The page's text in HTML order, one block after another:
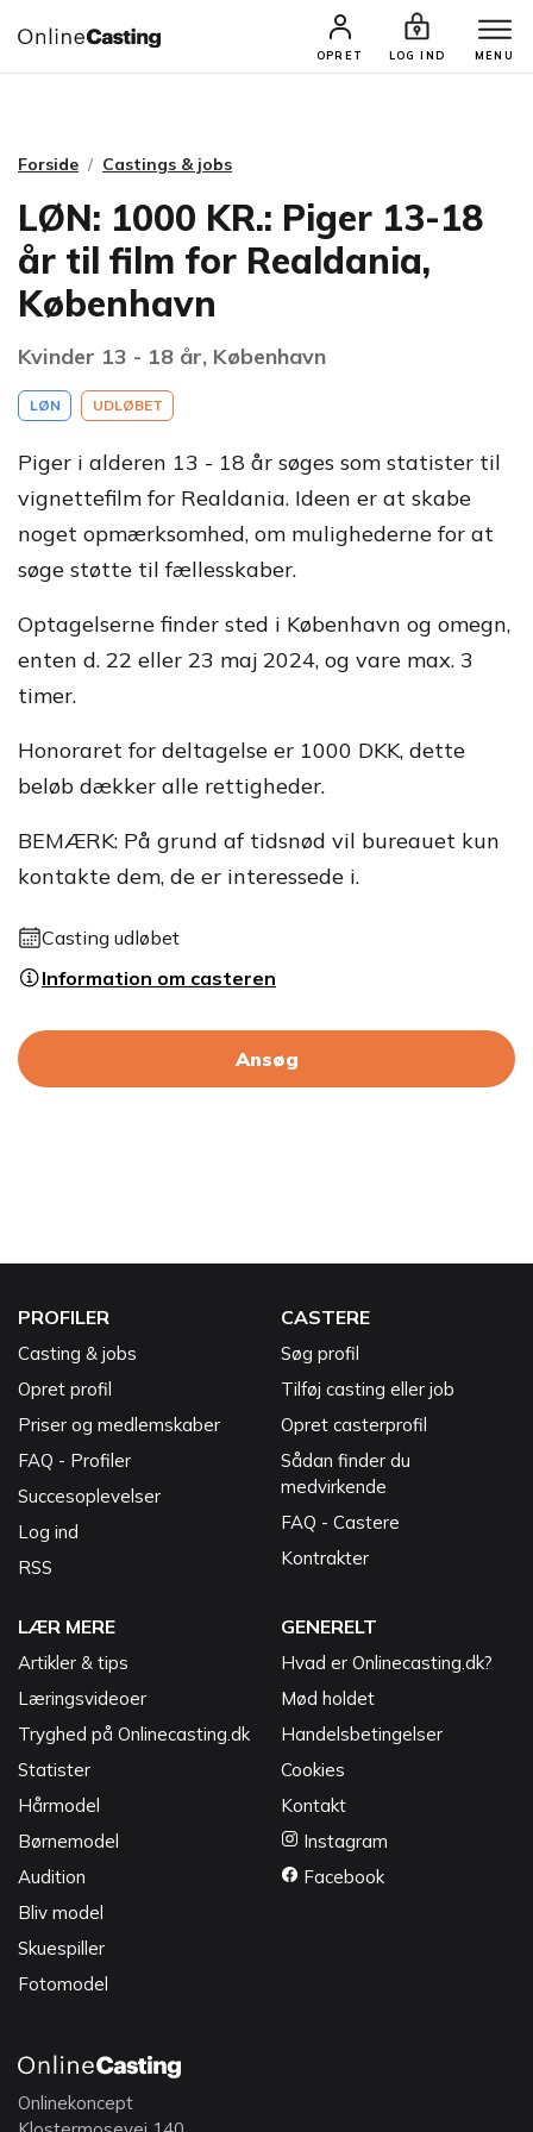
OPRET LOG IND MENU
CASTINGS & JOBS SØG PROFIL
Forside Castings & jobs
LØN: 1000 KR.: Piger 13-18
år til film for Realdania,
København
Kvinder 13 - 18 år, København
LØN UDLØBET
Piger i alderen 13 - 18 år søges som statister til
vignettefilm for Realdania. Ideen er at skabe
noget opmærksomhed, om mulighederne for at
søge støtte til fællesskaber.
Optagelserne finder sted i København og omegn,
enten d. 22 eller 23 maj 2024, og vare max. 3
timer.
Honoraret for deltagelse er 1000 DKK, dette
beløb dækker alle rettigheder.
BEMÆRK: På grund af tidsnød vil bureauet kun
kontakte dem, de er interessede i.
Casting udløbet
Information om casteren
Ansøg
PROFILER
Casting & jobs
Opret profil
Priser og medlemskaber
FAQ - Profiler
Succesoplevelser
Log ind
RSS
CASTERE
Søg profil
Tilføj casting eller job
Opret casterprofil
Sådan finder du
medvirkende
FAQ - Castere
Kontrakter
LÆR MERE
Artikler & tips
Læringsvideoer
Tryghed på Onlinecasting.dk
Statister
Hårmodel
Børnemodel
Audition
Bliv model
Skuespiller
Fotomodel
GENERELT
Hvad er Onlinecasting.dk?
Mød holdet
Handelsbetingelser
Cookies
Kontakt
Instagram
Facebook
Onlinekoncept